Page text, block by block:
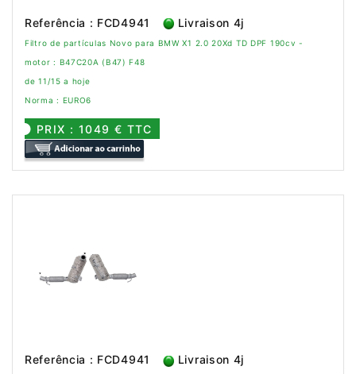
Referência : FCD4941 Livraison 4j
Filtro de partículas Novo para BMW X1 2.0 20Xd TD DPF 190cv -
motor : B47C20A (B47) F48
de 11/15 a hoje
Norma : EURO6
PRIX : 1049 € TTC
Referência : FCD4941 Livraison 4j